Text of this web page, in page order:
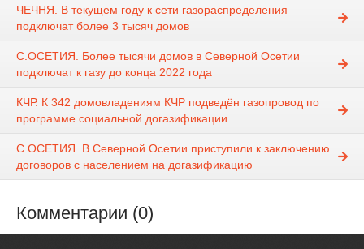
ЧЕЧНЯ. В текущем году к сети газораспределения
подключат более 3 тысяч домов
С.ОСЕТИЯ. Более тысячи домов в Северной Осетии
подключат к газу до конца 2022 года
КЧР. К 342 домовладениям КЧР подведён газопровод по
программе социальной догазификации
С.ОСЕТИЯ. В Северной Осетии приступили к заключению
договоров с населением на догазификацию
Комментарии (0)